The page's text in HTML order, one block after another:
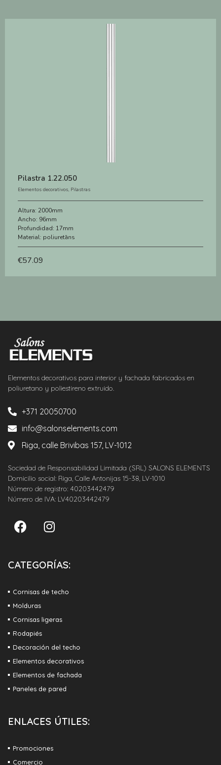
Pilastra 1.22.050
Elementos decorativos, Pilastras
Altura: 2000mm
Ancho: 96mm
Profundidad: 17mm
Material: poliuretāns
€57.09
Elementos decorativos para interior y fachada fabricados en
poliuretano y poliestireno extruido.
+371 20050700
info@salonselements.com
Riga, calle Brivibas 157, LV-1012
Sociedad de Responsabilidad Limitada (SRL) SALONS ELEMENTS
Domicilio social: Riga, Calle Antonijas 15-38, LV-1010
Número de registro: 40203442479
Número de IVA: LV40203442479
CATEGORÍAS:
Cornisas de techo
Molduras
Cornisas ligeras
Rodapiés
Decoración del techo
Elementos decorativos
Elementos de fachada
Paneles de pared
ENLACES ÚTILES:
Promociones
Comercio